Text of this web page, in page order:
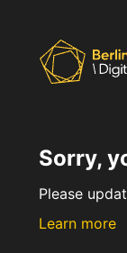
Sorry,
Please
Learn more